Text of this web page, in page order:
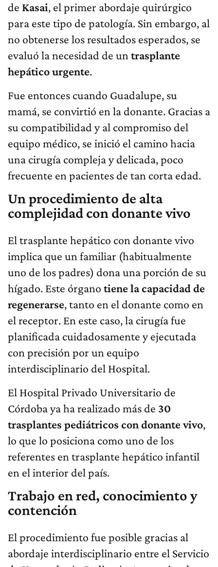
de Kasai, el primer abordaje quirúrgico
para este tipo de patología. Sin embargo, al
no obtenerse los resultados esperados, se
evaluó la necesidad de un trasplante
hepático urgente.
Fue entonces cuando Guadalupe, su
mamá, se convirtió en la donante. Gracias a
su compatibilidad y al compromiso del
equipo médico, se inició el camino hacia
una cirugía compleja y delicada, poco
frecuente en pacientes de tan corta edad.
Un procedimiento de alta
complejidad con donante vivo
El trasplante hepático con donante vivo
implica que un familiar (habitualmente
uno de los padres) dona una porción de su
hígado. Este órgano tiene la capacidad de
regenerarse, tanto en el donante como en
el receptor. En este caso, la cirugía fue
planificada cuidadosamente y ejecutada
con precisión por un equipo
interdisciplinario del Hospital.
El Hospital Privado Universitario de
Córdoba ya ha realizado más de 30
trasplantes pediátricos con donante vivo,
lo que lo posiciona como uno de los
referentes en trasplante hepático infantil
en el interior del país.
Trabajo en red, conocimiento y
contención
El procedimiento fue posible gracias al
abordaje interdisciplinario entre el Servicio